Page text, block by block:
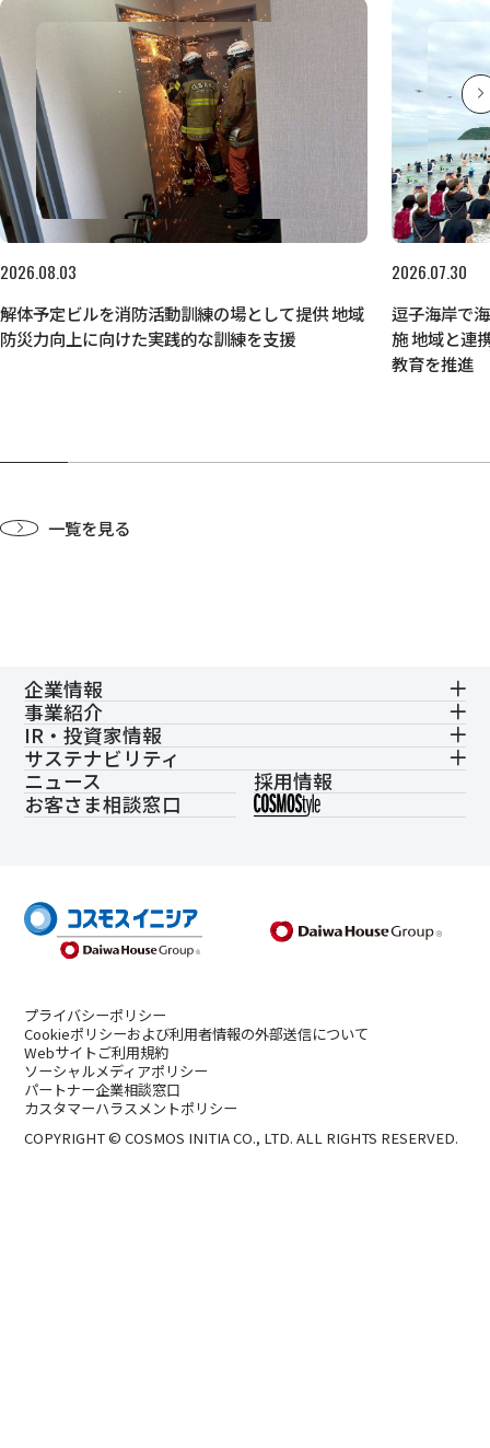
2026.08.03
解体予定ビルを消防活動訓練の場として提供 地域
防災力向上に向けた実践的な訓練を支援
2026.07.30
逗子海岸で
施 地域と連
教育を推進
一覧を見る
企業情報
事業紹介
IR・投資家情報
サステナビリティ
ニュース
採用情報
お客さま相談窓口
プライバシーポリシー
Cookieポリシーおよび利用者情報の外部送信について
Webサイトご利用規約
ソーシャルメディアポリシー
パートナー企業相談窓口
カスタマーハラスメントポリシー
COPYRIGHT © COSMOS INITIA CO., LTD. ALL RIGHTS RESERVED.